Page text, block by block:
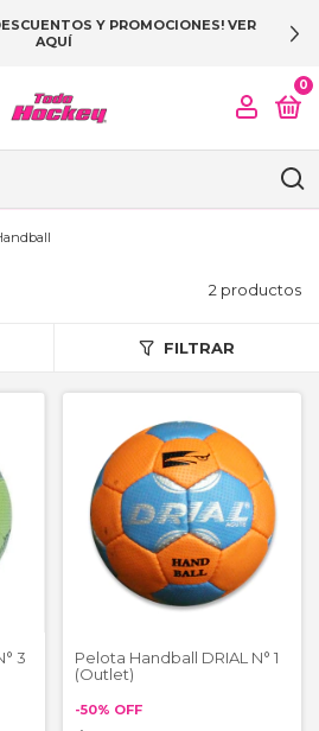
Y PROMOCIONES! VER
AQUÍ
0
2 productos
FILTRAR
3
Pelota Handball DRIAL N° 1
(Outlet)
-50% OFF